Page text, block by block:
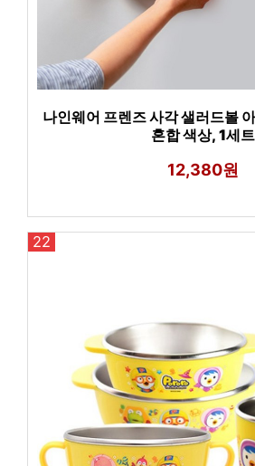
나인웨어 프렌즈 사각 샐러드볼
혼합 색상, 1세트
12,380원
22